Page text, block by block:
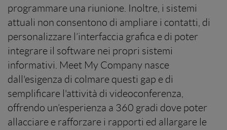
programmare una riunione. Inoltre, i sistemi
attuali non consentono di ampliare i contatti, di
personalizzare l’interfaccia grafica e di poter
integrare il software nei propri sistemi
informativi. Meet My Company nasce
dall'esigenza di colmare questi gap e di
semplificare l'attività di videoconferenza,
offrendo un’esperienza a 360 gradi dove poter
allacciare e rafforzare i rapporti ed allargare le